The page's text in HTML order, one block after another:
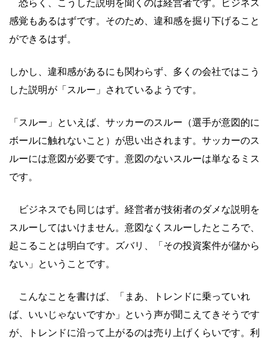
恐らく、こうした説明を聞くのは経営者です。ビジネス
感覚もあるはずです。そのため、違和感を掘り下げること
ができるはず。
しかし、違和感があるにも関わらず、多くの会社ではこう
した説明が「スルー」されているようです。
「スルー」といえば、サッカーのスルー（選手が意図的に
ボールに触れないこと）が思い出されます。サッカーのス
ルーには意図が必要です。意図のないスルーは単なるミス
です。
ビジネスでも同じはず。経営者が技術者のダメな説明を
スルーしてはいけません。意図なくスルーしたところで、
起こることは明白です。ズバリ、「その投資案件が儲から
ない」ということです。
こんなことを書けば、「まあ、トレンドに乗っていれ
ば、いいじゃないですか」という声が聞こえてきそうです
が、トレンドに沿って上がるのは売り上げくらいです。利